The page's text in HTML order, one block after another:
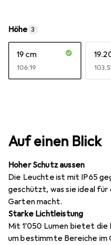
Höhe 3
19 cm
EUR
106,19 EUR
Auf einen Blick
Hoher Schutz aussen
Die Leuchte ist mit IP65
geschützt, was sie ideal
Garten macht.
Starke Lichtleistung
Mit 1’050 Lumen bietet
um bestimmte Bereiche